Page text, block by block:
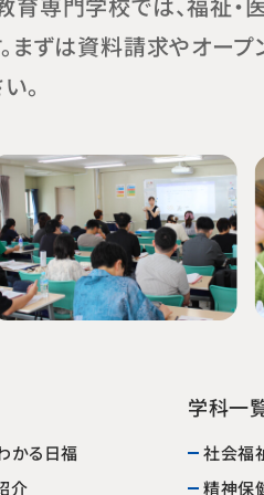
まずは資料請求やオー
。
かる日福
介
学科一
社会福
精神保